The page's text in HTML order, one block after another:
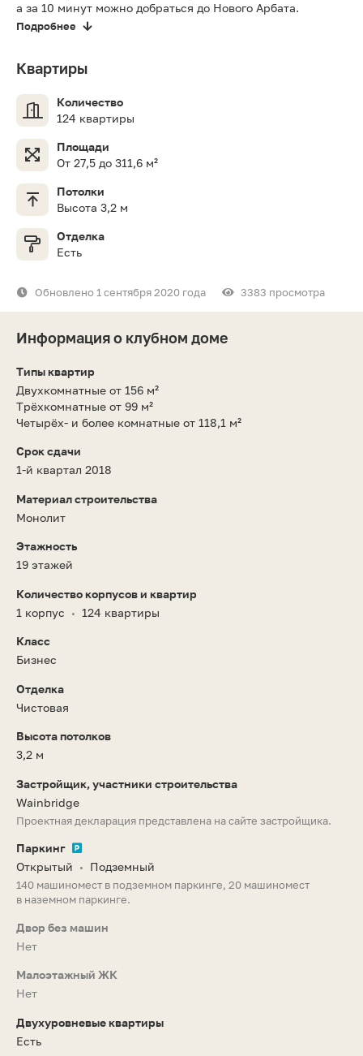
а за 10 минут можно добраться до Нового Арбата.
Подробнее
Квартиры
Количество
124 квартиры
Площади
От 27,5 до 311,6 м²
Потолки
Высота 3,2 м
Отделка
Есть
Обновлено 1 сентября 2020 года 3383 просмотра
Информация о клубном доме
Типы квартир
Двухкомнатные от 156 м²
Трёхкомнатные от 99 м²
Четырёх- и более комнатные от 118,1 м²
Срок сдачи
1-й квартал 2018
Материал строительства
Монолит
Этажность
19 этажей
Количество корпусов и квартир
1 корпус
• 124 квартиры
Класс
Бизнес
Отделка
Чистовая
Высота потолков
3,2 м
Застройщик, участники строительства
Wainbridge
Проектная декларация представлена на сайте застройщика.
Паркинг
Открытый
• Подземный
140 машиномест в подземном паркинге, 20 машиномест
в наземном паркинге.
Двор без машин
Нет
Малоэтажный ЖК
Нет
Двухуровневые квартиры
Есть